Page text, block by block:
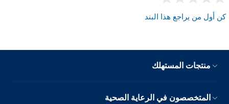
كن أول من يراجع هذا البند
منتجات المستهلك
المتخصصون في الرعاية الصحية